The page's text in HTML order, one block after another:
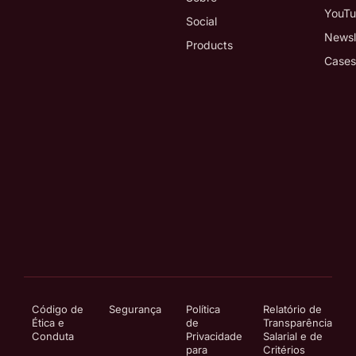
Social
Products
Cases
Código de
Ética e
Conduta
Segurança
Política
de
Privacidade
para
Relatório de
Transparência
Salarial e de
Critérios